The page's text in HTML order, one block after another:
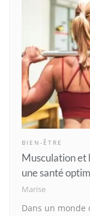
BIEN-ÊTRE
Musculation et
une santé
Marise
Dans un